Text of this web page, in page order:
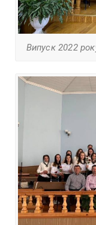
Випуск 2022